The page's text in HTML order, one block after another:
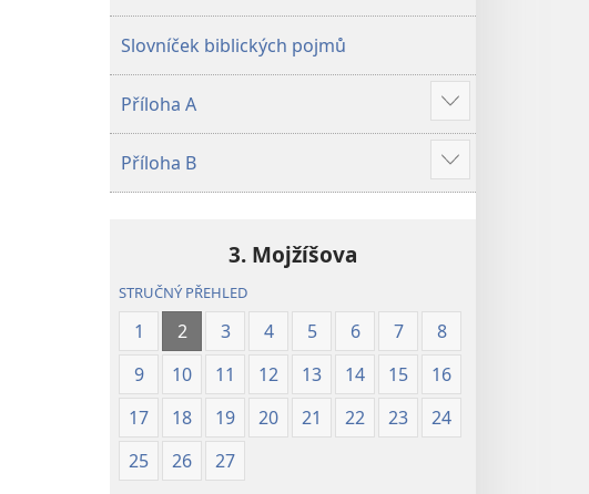
Slovníček biblických pojmů
Příloha A
Ukázat
více
Příloha B
Ukázat
více
3. Mojžíšova
STRUČNÝ PŘEHLED
1 2 3 4 5 6 7
8
9
10 11 12 13 14 15
16
17
18 19 20 21 22 23
24
25
26 27